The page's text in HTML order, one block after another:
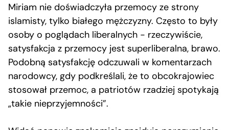
Miriam nie doświadczyła przemocy ze strony
islamisty, tylko białego mężczyzny. Często to były
osoby o poglądach liberalnych − rzeczywiście,
satysfakcja z przemocy jest superliberalna, brawo.
Podobną satysfakcję odczuwali w komentarzach
narodowcy, gdy podkreślali, że to obcokrajowiec
stosował przemoc, a patriotów rzadziej spotykają
„takie nieprzyjemności”.